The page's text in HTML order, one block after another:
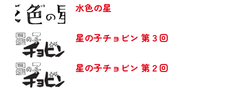
水色の星
星の子チョビン 第３回
星の子チョビン 第２回